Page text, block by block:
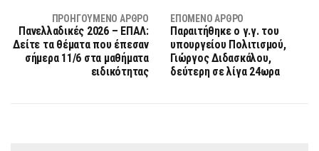
ΠΡΟΗΓΟΎΜΕΝΟ ΆΡΘΡΟ
Πανελλαδικές 2026 – ΕΠΑΛ:
Δείτε τα θέματα που έπεσαν
σήμερα 11/6 στα μαθήματα
ειδικότητας
ΕΠΌΜΕΝΟ ΆΡΘΡΟ
Παραιτήθηκε ο γ.γ. του
υπουργείου Πολιτισμού,
Γιώργος Διδασκάλου,
δεύτερη σε λίγα 24ωρα